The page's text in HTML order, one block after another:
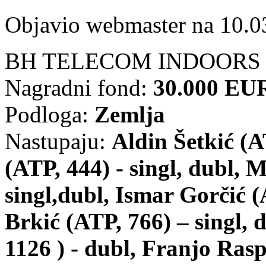
Objavio webmaster na
BH TELECOM
Nagradni fond: 30.000
Podloga: Zemlja
Nastupaju: Aldin Šetkić
(ATP, 444) - singl, dubl,
singl,dubl, Ismar Gorčić
Brkić (ATP, 766) – singl,
1126 ) - dubl, Franjo